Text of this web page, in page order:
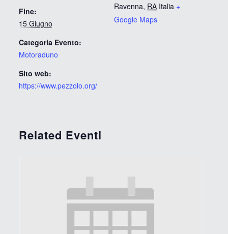
Fine:
15 Giugno
Categoria Evento:
Motoraduno
Sito web:
https://www.pezzolo.org/
Ravenna, RA Italia +
Google Maps
Related Eventi